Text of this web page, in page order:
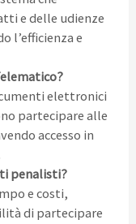
e delle udienze
l’efficienza e
elettronici
partecipare alle
accesso in
penalisti?
e costi,
di partecipare